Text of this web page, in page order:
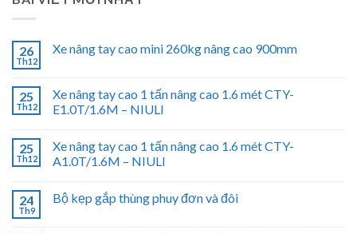
26
Th12
Xe nâng tay cao mini 260kg nâng cao 900mm
25
Th12
Xe nâng tay cao 1 tấn nâng cao 1.6 mét CTY-
E1.0T/1.6M – NIULI
25
Th12
Xe nâng tay cao 1 tấn nâng cao 1.6 mét CTY-
A1.0T/1.6M – NIULI
24
Th9
Bộ kẹp gắp thùng phuy đơn và đôi